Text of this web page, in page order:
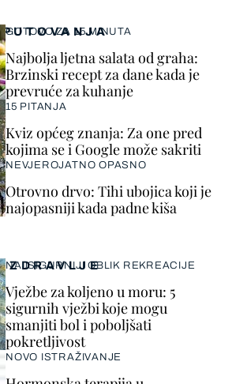
ZDRAVLJE
NAJSIGURNIJI OBLIK REKREACIJE
Vježbe za koljeno u moru: 5
sigurnih vježbi koje mogu
smanjiti bol i poboljšati
pokretljivost
NOVO ISTRAŽIVANJE
PUTOVANJA
GOTOVO ZA 15 MINUTA
Najbolja ljetna salata od graha:
Brzinski recept za dane kada je
prevruće za kuhanje
15 PITANJA
Kviz općeg znanja: Za one pred
kojima se i Google može sakriti
NEVJEROJATNO OPASNO
Otrovno drvo: Tihi ubojica koji je
najopasniji kada padne kiša